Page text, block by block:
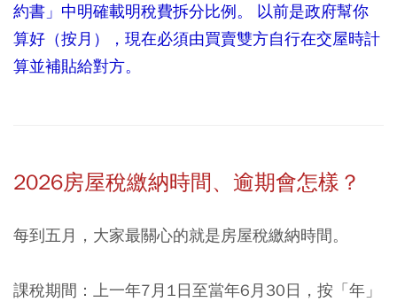
約書」中明確載明稅費拆分比例。 以前是政府幫你
算好（按月），現在必須由買賣雙方自行在交屋時計
算並補貼給對方。
2026房屋稅繳納時間、逾期會怎樣？
每到五月，大家最關心的就是房屋稅繳納時間。
課稅期間： 上一年7月1日至當年6月30日，按「年」